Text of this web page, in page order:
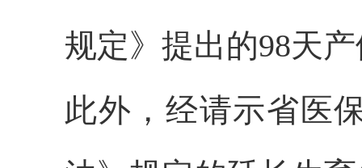
规定》提出的98天
此外，经请示省医